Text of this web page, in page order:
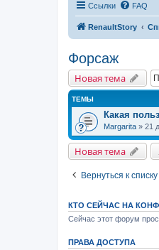
Ссылки FAQ
RenaultStory
Форсаж
Новая тема
ТЕМЫ
Какая
Margarita » 21
Новая тема
Вернуться к
КТО СЕЙЧАС НА
Сейчас этот форум
ПРАВА ДОСТУПА